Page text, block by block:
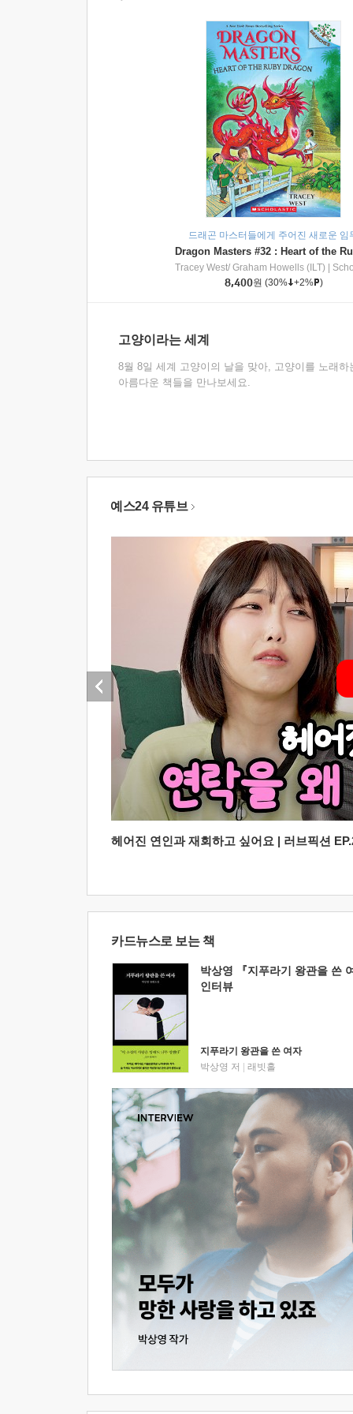
드래곤 마스터들에게 주어진 새로운 임
Tracey West/ Graham Howells (ILT)
8,400원 (30% +2% )
고양이라는 세계
8월 8일 세계 고양이의 날을 맞아, 고양이를 노래하
아름다운 책들을 만나보세요.
예스24 유튜브
헤어진 연인과 재회하고 싶어요 | 러브픽션
카드뉴스로 보는 책
박상영 『지푸라기 왕관을 쓴
인터뷰
지푸라기 왕관을 쓴 여자
박상영 저
래빗홀